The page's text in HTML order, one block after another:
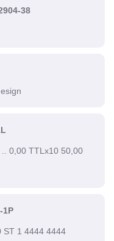
38
0,00 TTLx10 50,00
1P
ST 1 4444 4444